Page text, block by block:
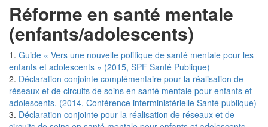
Réforme en santé mentale
(enfants/adolescents)
1. Guide « Vers une nouvelle politique de santé mentale pour les
enfants et adolescents » (2015, SPF Santé Publique)
2. Déclaration conjointe complémentaire pour la réalisation de
réseaux et de circuits de soins en santé mentale pour enfants et
adolescents. (2014, Conférence interministérielle Santé publique)
3. Déclaration conjointe pour la réalisation de réseaux et de